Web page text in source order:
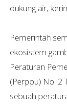
dukung air,
Pemerintah
ekosistem
Peraturan
(Perppu) No. 2
sebuah